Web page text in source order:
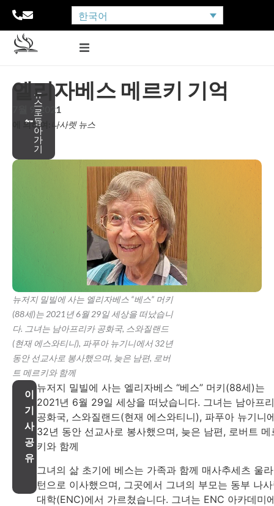
한국어
뉴
스
로
돌
아
가
기
엘리자베스 메르키 기억
7월 9, 2021
에 의하여: 나사렛 뉴스
뉴저지 밀빌에 사는 엘리자베스 “베스” 머키
(88세)는 2021년 6월 29일 세상을 떠났습니
다. 그녀는 남아프리카 공화국, 스와질랜드
(현재 에스와티니), 파푸아 뉴기니에서 32년
동안 선교사로 봉사했으며, 늦은 남편, 로버
트 메르키와 함께
이
기
사
공
유
뉴저지 밀빌에 사는 엘리자베스 “베스” 머키(88세)는
2021년 6월 29일 세상을 떠났습니다. 그녀는 남아프
공화국, 스와질랜드(현재 에스와티니), 파푸아 뉴기니
32년 동안 선교사로 봉사했으며, 늦은 남편, 로버트 메
키와 함께
그녀의 삶 초기에 베스는 가족과 함께 매사추세츠 울
턴으로 이사했으며, 그곳에서 그녀의 부모는 동부 나
대학(ENC)에서 가르쳤습니다. 그녀는 ENC 아카데미